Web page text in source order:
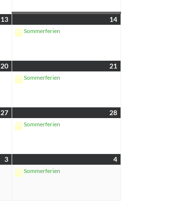
13 14
Sommerferien
20 21
Sommerferien
27 28
Sommerferien
3 4
Sommerferien